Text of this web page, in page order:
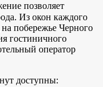
позволяет
Из окон каждого
побережье Черного
гостиничного
оператор
доступны: